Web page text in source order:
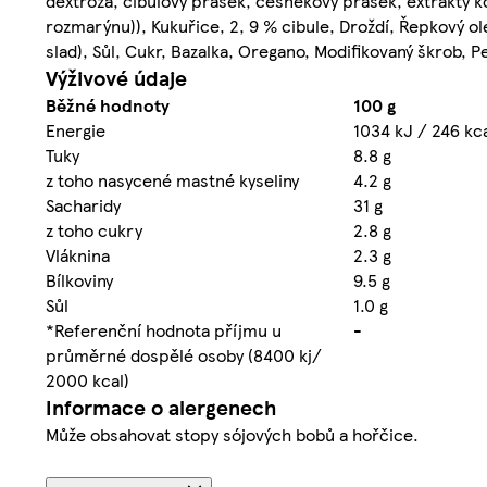
rozmarýnu)), Kukuřice, 2, 9 % cibule, Droždí, Řepkový
slad), Sůl, Cukr, Bazalka, Oregano, Modifikovaný škrob,
Výživové údaje
Běžné hodnoty
100 g
Energie
1034 kJ / 246
Tuky
8.8 g
z toho nasycené mastné kyseliny
4.2 g
Sacharidy
31 g
z toho cukry
2.8 g
Vláknina
2.3 g
Bílkoviny
9.5 g
Sůl
1.0 g
*Referenční hodnota příjmu u
průměrné dospělé osoby (8400 kj/
2000 kcal)
-
Informace o alergenech
Může obsahovat stopy sójových bobů a hořčice.